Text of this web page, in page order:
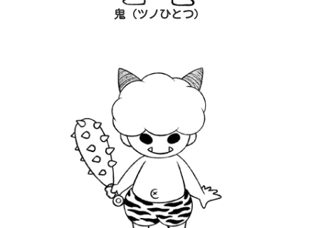
鬼（ツノひとつ）